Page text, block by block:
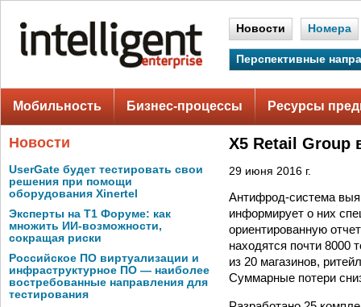
Новости Номера
Перспективные
Мобильность Бизнес-процессы Ресурсы
Новости
UserGate будет тестировать свои
решения при помощи
оборудования Xinertel
Эксперты на Т1 Форуме: как
множить ИИ-возможности,
сокращая риски
Российское ПО виртуализации и
инфраструктурное ПО — наиболее
востребованные направления для
тестирования
X5 Retail Group
29 июня 2016 г.
Антифрод-система
информирует о них
ориентированную
находятся почти 8000
из 20 магазинов,
Суммарные потери